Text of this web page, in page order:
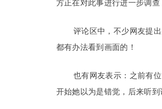
方正在对此事进行进一步调
评论区中，不少网友提
都有办法看到画面的！
也有网友表示：之前有
开始她以为是错觉，后来听